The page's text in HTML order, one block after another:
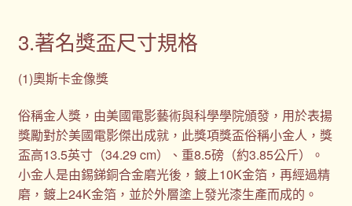
3.著名獎盃尺寸規格
(1)奧斯卡金像獎
俗稱金人獎，由美國電影藝術與科學學院頒發，用於表揚
獎勵對於美國電影傑出成就，此獎項獎盃俗稱小金人，獎
盃高13.5英寸（34.29 cm）、重8.5磅（約3.85公斤）。
小金人是由錫銻銅合金磨光後，鍍上10K金箔，再經過精
磨，鍍上24K金箔，並於外層塗上發光漆生產而成的。